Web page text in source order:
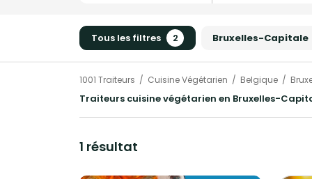
Tous les filtres 2 Bruxelles-Capitale
1001 Traiteurs Cuisine Végétarien Belgique
Traiteurs cuisine végétarien en Bruxelles-
1 résultat